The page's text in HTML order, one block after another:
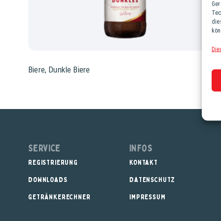
Biere, Dunkle Biere
Service
REGISTRIERUNG
DOWNLOADS
GETRÄNKERECHNER
Infos
KONTAKT
DATENSCHUTZ
IMPRESSUM